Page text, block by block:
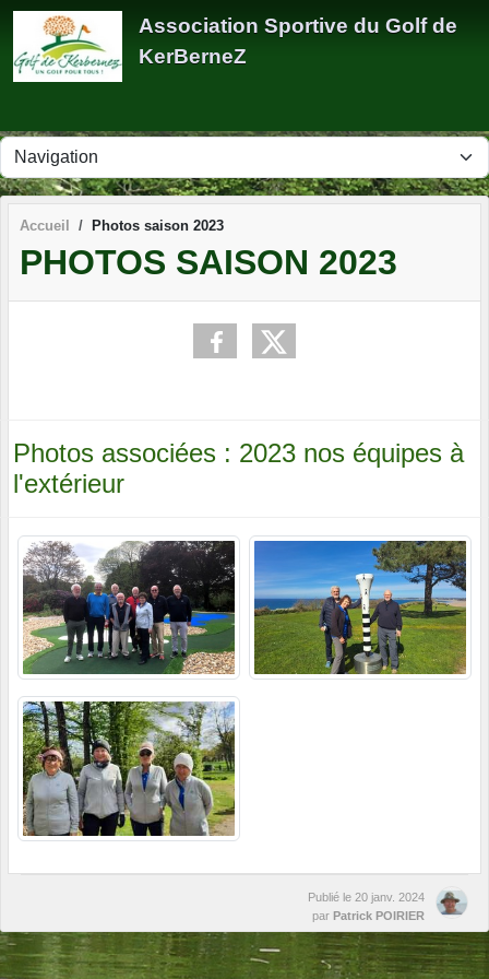
Association Sportive du Golf de
KerBerneZ
Accueil Photos saison 2023
PHOTOS SAISON 2023
Photos associées : 2023 nos équipes à
l'extérieur
Publié le 20 janv. 2024
par Patrick POIRIER
Panneau de gestion des cookies